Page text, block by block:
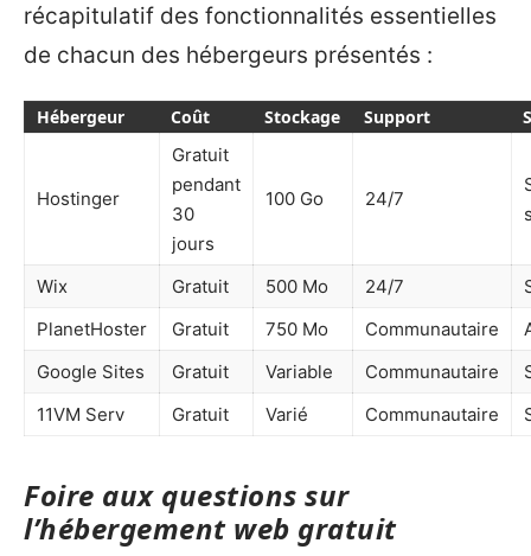
récapitulatif des fonctionnalités essentielles
de chacun des hébergeurs présentés :
Hébergeur Coût Stockage Support
Hostinger
Gratuit
pendant
30
jours
100 Go 24/7
Wix Gratuit 500 Mo 24/7
PlanetHoster
Gratuit 750 Mo Communautaire
Google Sites
Gratuit Variable Communautaire
11VM Serv
Gratuit Varié Communautaire
Foire aux questions sur
l’hébergement web gratuit